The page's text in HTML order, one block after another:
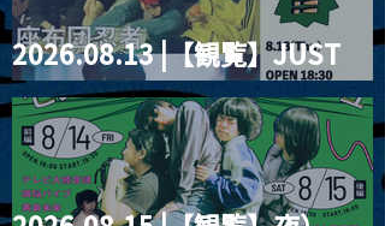
2026.08.13 |【観覧】JUST
RIGHT!! vol.26